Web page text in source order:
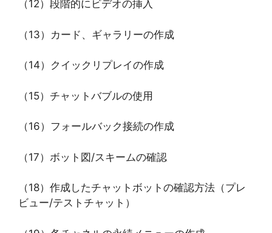
（12）段階的にビデオの挿入
（13）カード、ギャラリーの作成
（14）クイックリプレイの作成
（15）チャットバブルの使用
（16）フォールバック接続の作成
（17）ボット図/スキームの確認
（18）作成したチャットボットの確認方法（プレ
ビュー/テストチャット）